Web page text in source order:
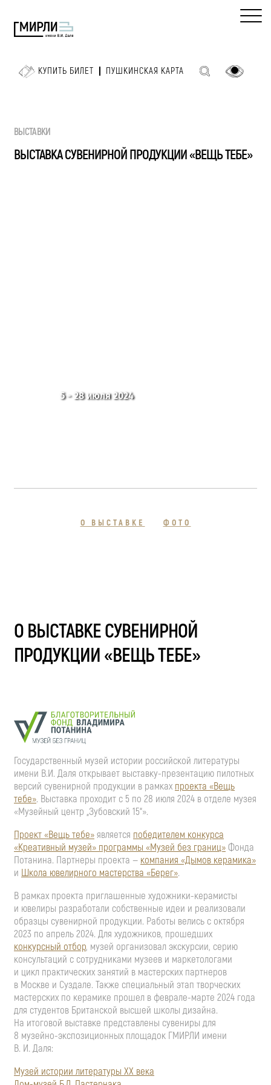
КУПИТЬ БИЛЕТ ПУШКИНСКАЯ КАРТА
ВЫСТАВКИ
ВЫСТАВКА СУВЕНИРНОЙ ПРОДУКЦИИ «ВЕЩЬ ТЕБЕ»
5 - 28 июля 2024
О ВЫСТАВКЕ ФОТО
О ВЫСТАВКЕ СУВЕНИРНОЙ
ПРОДУКЦИИ «ВЕЩЬ ТЕБЕ»
Государственный музей истории российской литературы
имени В.И. Даля открывает выставку-презентацию пилотных
версий сувенирной продукции в рамках проекта «Вещь
тебе». Выставка проходит с 5 по 28 июля 2024 в отделе музея
«Музейный центр „Зубовский 15“».
Проект «Вещь тебе»является победителем конкурса
«Креативный музей» программы «Музей без границ»Фонда
Потанина. Партнеры проекта — компания «Дымов керамика»
и Школа ювелирного мастерства «Берег».
В рамках проекта приглашенные художники-керамисты
и ювелиры разработали собственные идеи и реализовали
образцы сувенирной продукции. Работы велись с октября
2023 по апрель 2024. Для художников, прошедших
конкурсный отбор, музей организовал экскурсии, серию
консультаций с сотрудниками музеев и маркетологами
и цикл практических занятий в мастерских партнеров
в Москве и Суздале. Также специальный этап творческих
мастерских по керамике прошел в феврале-марте 2024 года
для студентов Британской высшей школы дизайна.
На итоговой выставке представлены сувениры для
8 музейно-экспозиционных площадок ГМИРЛИ имени
В. И. Даля:
Музей истории литературы ХХ века